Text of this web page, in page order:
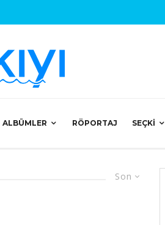
ALBÜMLER RÖPORTAJ SEÇKI
Son